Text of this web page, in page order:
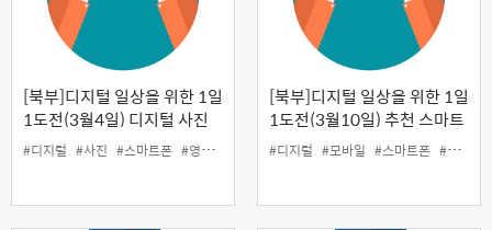
[북부]디지털 일상을 위한 1일
1도전(3월4일) 디지털 사진
관리, 스마트폰 사진 찍기, 영
상 편집
#디지털 #사진 #스마트폰 #영상편집
[북부]디지털 일상을 위한 1일
1도전(3월10일) 추천 스마트
폰 앱 활용법
#디지털 #모바일 #스마트폰 #앱 활용